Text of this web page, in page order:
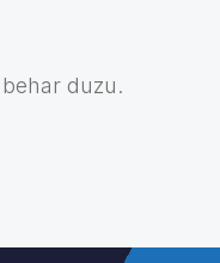
behar duzu.